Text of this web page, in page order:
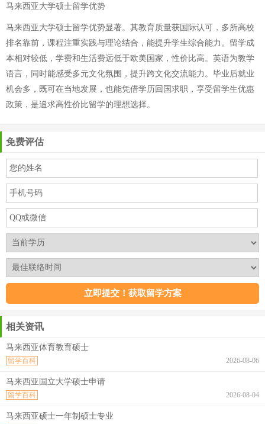
马来西亚大学硕士留学优势
马来西亚大学硕士留学优势显著。其教育质量获国际认可，多所高校
排名靠前，课程注重实践与理论结合，能提升学生综合能力。留学成
本相对较低，学费和生活费远低于欧美国家，性价比高。英语为教学
语言，同时能感受多元文化氛围，提升跨文化交流能力。毕业后就业
机会多，既可在当地发展，也能凭借学历回国求职，享受留学生优惠
政策，是追求高性价比留学的理想选择。
免费评估
相关资讯
马来西亚体育教育硕士
2026-08-06
留学百科
马来西亚国立大学硕士申请
2026-08-04
留学百科
马来西亚硕士一年制硕士专业